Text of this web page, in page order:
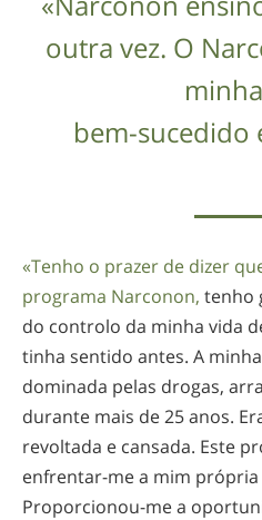
outra vez. O
bem-sucedido
«Tenho o prazer de dizer
programa Narconon, tenho
do controlo da minha vida
tinha sentido antes. A
dominada pelas drogas,
durante mais de 25 anos.
revoltada e cansada. Este
enfrentar-mea mim própria
Proporcionou-mea